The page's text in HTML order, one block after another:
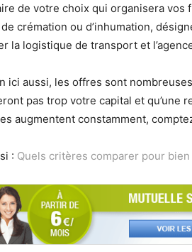
de votre choix qui organisera vos
crémation ou d’inhumation,
la logistique de transport et
ici aussi, les offres sont
pas trop votre capital et
augmentent constamment,
: Quels critères comparer pour